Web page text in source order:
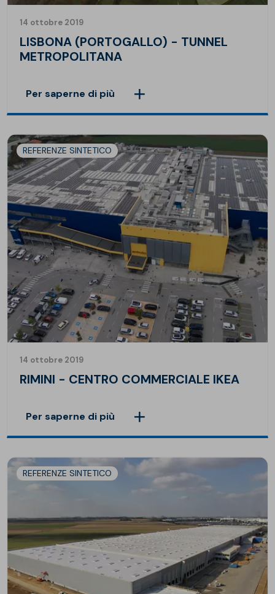
14 ottobre 2019
LISBONA (PORTOGALLO) - TUNNEL
METROPOLITANA
Per saperne di più
REFERENZE SINTETICO
14 ottobre 2019
RIMINI - CENTRO COMMERCIALE IKEA
Per saperne di più
REFERENZE SINTETICO